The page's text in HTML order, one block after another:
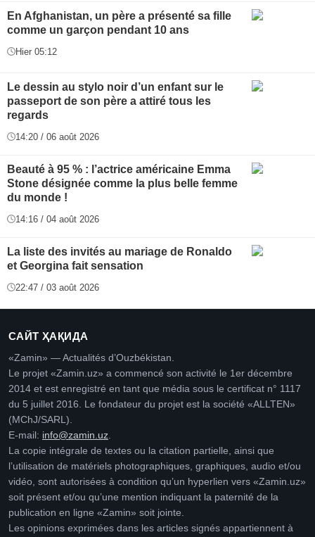
En Afghanistan, un père a présenté sa fille
comme un garçon pendant 10 ans
Hier 05:12
Le dessin au stylo noir d’un enfant sur le
passeport de son père a attiré tous les
regards
14:20 / 06 août 2026
Beauté à 95 % : l’actrice américaine Emma
Stone désignée comme la plus belle femme
du monde !
14:16 / 04 août 2026
La liste des invités au mariage de Ronaldo
et Georgina fait sensation
22:47 / 03 août 2026
САЙТ ҲАҚИДА
«Zamin» — Actualités d’Ouzbékistan.
Le projet «Zamin.uz» a commencé son activité le 1er décembre
2014 et est enregistré en tant que média sous le certificat n° 1117
du 5 juillet 2016. Le fondateur du projet est la société «ALLTEN»
(MChJ/SARL).
E-mail: info@zamin.uz
La copie intégrale de textes ou la citation partielle, ainsi que
l’utilisation de matériels photographiques, graphiques, audio et/ou
vidéo, sont autorisées à condition qu’un hyperlien vers «Zamin.uz»
soit présent et/ou qu’une mention indiquant la paternité de la
publication en ligne «Zamin» soit jointe.
Les opinions exprimées dans les articles signés appartiennent à